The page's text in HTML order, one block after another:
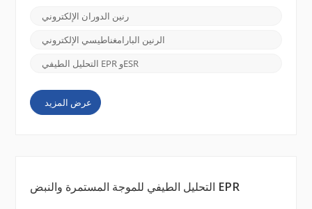
دوران الإلكترون . تم اكتشافه في منتصف القرن العشرين
من قبل علماء الفيزياء الذين كانوا يدرسون سلوك
رنين الدوران الإلكتروني
الرنين البارامغناطيسي الإلكتروني
التحليل الطيفي EPR وESR
عرض المزيد
التحليل الطيفي للموجة المستمرة والنبض EPR